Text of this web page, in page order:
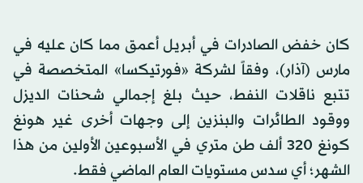
كان خفض الصادرات في أبريل أعمق مما كان عليه في
مارس (آذار)، وفقاً لشركة «فورتيكسا» المتخصصة في
تتبع ناقلات النفط، حيث بلغ إجمالي شحنات الديزل
ووقود الطائرات والبنزين إلى وجهات أخرى غير هونغ
كونغ 320 ألف طن متري في الأسبوعين الأولين من هذا
الشهر؛ أي سدس مستويات العام الماضي فقط.